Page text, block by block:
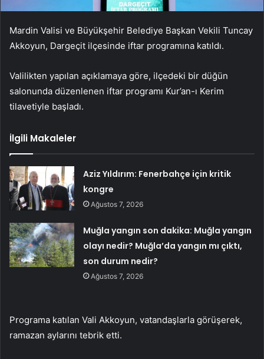
Mardin Valisi ve Büyükşehir Belediye Başkan Vekili Tuncay
Akkoyun, Dargeçit ilçesinde iftar programına katıldı.
Valilikten yapılan açıklamaya göre, ilçedeki bir düğün
salonunda düzenlenen iftar programı Kur’an-ı Kerim
tilavetiyle başladı.
İlgili Makaleler
Aziz Yıldırım: Fenerbahçe için kritik
kongre
Ağustos 7, 2026
Muğla yangın son dakika: Muğla yangın
olayı nedir? Muğla’da yangın mı çıktı,
son durum nedir?
Ağustos 7, 2026
Programa katılan Vali Akkoyun, vatandaşlarla görüşerek,
ramazan aylarını tebrik etti.